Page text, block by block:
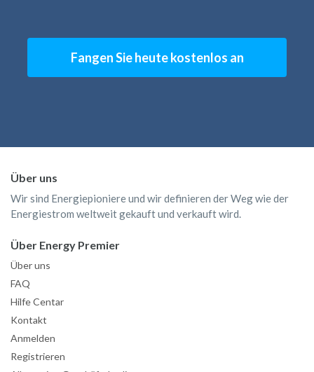
Fangen Sie heute kostenlos an
Über uns
Wir sind Energiepioniere und wir definieren der Weg wie der
Energiestrom weltweit gekauft und verkauft wird.
Über Energy Premier
Über uns
FAQ
Hilfe Centar
Kontakt
Anmelden
Registrieren